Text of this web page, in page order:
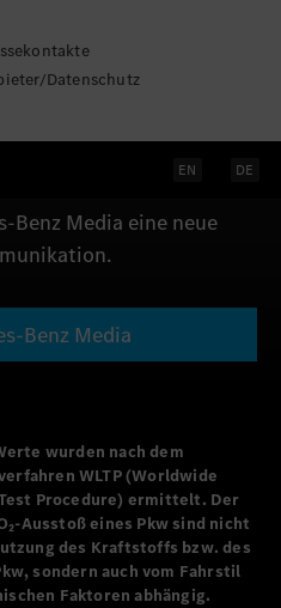
Datenschutz
EN DE
und den neuesten
Benz Media eine neue
Benz Media
wurden nach dem
WLTP (Worldwide
Procedure) ermittelt. Der
Ausstoß eines Pkw sind nicht
des Kraftstoffs bzw. des
sondern auch vom Fahrstil
Faktoren abhängig.